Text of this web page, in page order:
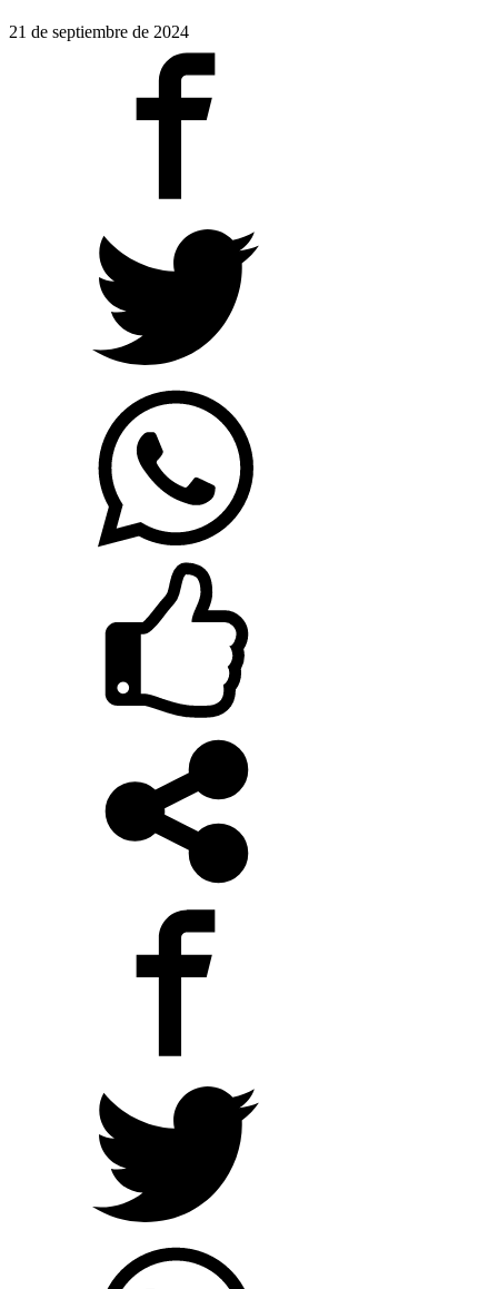
21 de septiembre de 2024